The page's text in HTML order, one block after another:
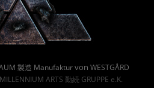
製造 Manufakturvon WESTGÅRD
MILLENNIUM ARTS 勤続 GRUPPE e.K.
By :